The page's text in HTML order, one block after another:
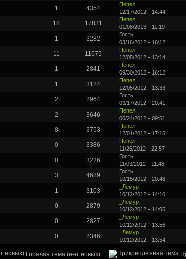
1 4354
Пепел
12/17/2012 - 14:44
18 17831
Пепел
01/08/2013 - 11:19
1 3282
Гость
03/16/2012 - 16:12
11 11675
Пепел
12/05/2012 - 13:14
1 2841
Пепел
09/30/2012 - 16:12
1 3124
Пепел
12/05/2012 - 13:33
2 2964
Гость
03/17/2012 - 20:41
2 3646
Пепел
06/24/2012 - 09:51
8 3753
Пепел
12/01/2012 - 17:15
0 3386
Пепел
11/26/2012 - 22:57
0 3226
Гость
11/03/2012 - 11:48
3 4689
Гость
10/15/2012 - 20:48
1 3103
_Лемур
10/12/2012 - 14:10
0 2879
_Лемур
10/12/2012 - 14:05
0 2827
_Лемур
10/12/2012 - 13:56
0 2346
_Лемур
10/12/2012 - 13:54
Горячая тема (нет новых)